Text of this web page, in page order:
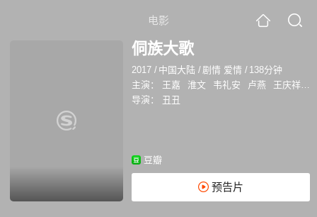
电影
侗族大歌
2017 / 中国大陆 /剧情 爱情 / 138分钟
主演：
王嘉 淮文 韦礼安 卢燕 王庆祥
导演：
丑丑
豆瓣
预告片